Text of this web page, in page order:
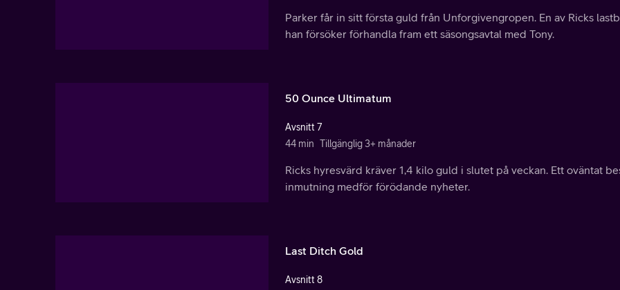
Parker får in sitt första guld från Unforgivengropen. En av Ricks
han försöker förhandla fram ett säsongsavtal med Tony.
50 Ounce Ultimatum
Avsnitt 7
44 min Tillgänglig 3+ månader
Ricks hyresvärd kräver 1,4 kilo guld i slutet på veckan. Ett oväntat
inmutning medför förödande nyheter.
Last Ditch Gold
Avsnitt 8